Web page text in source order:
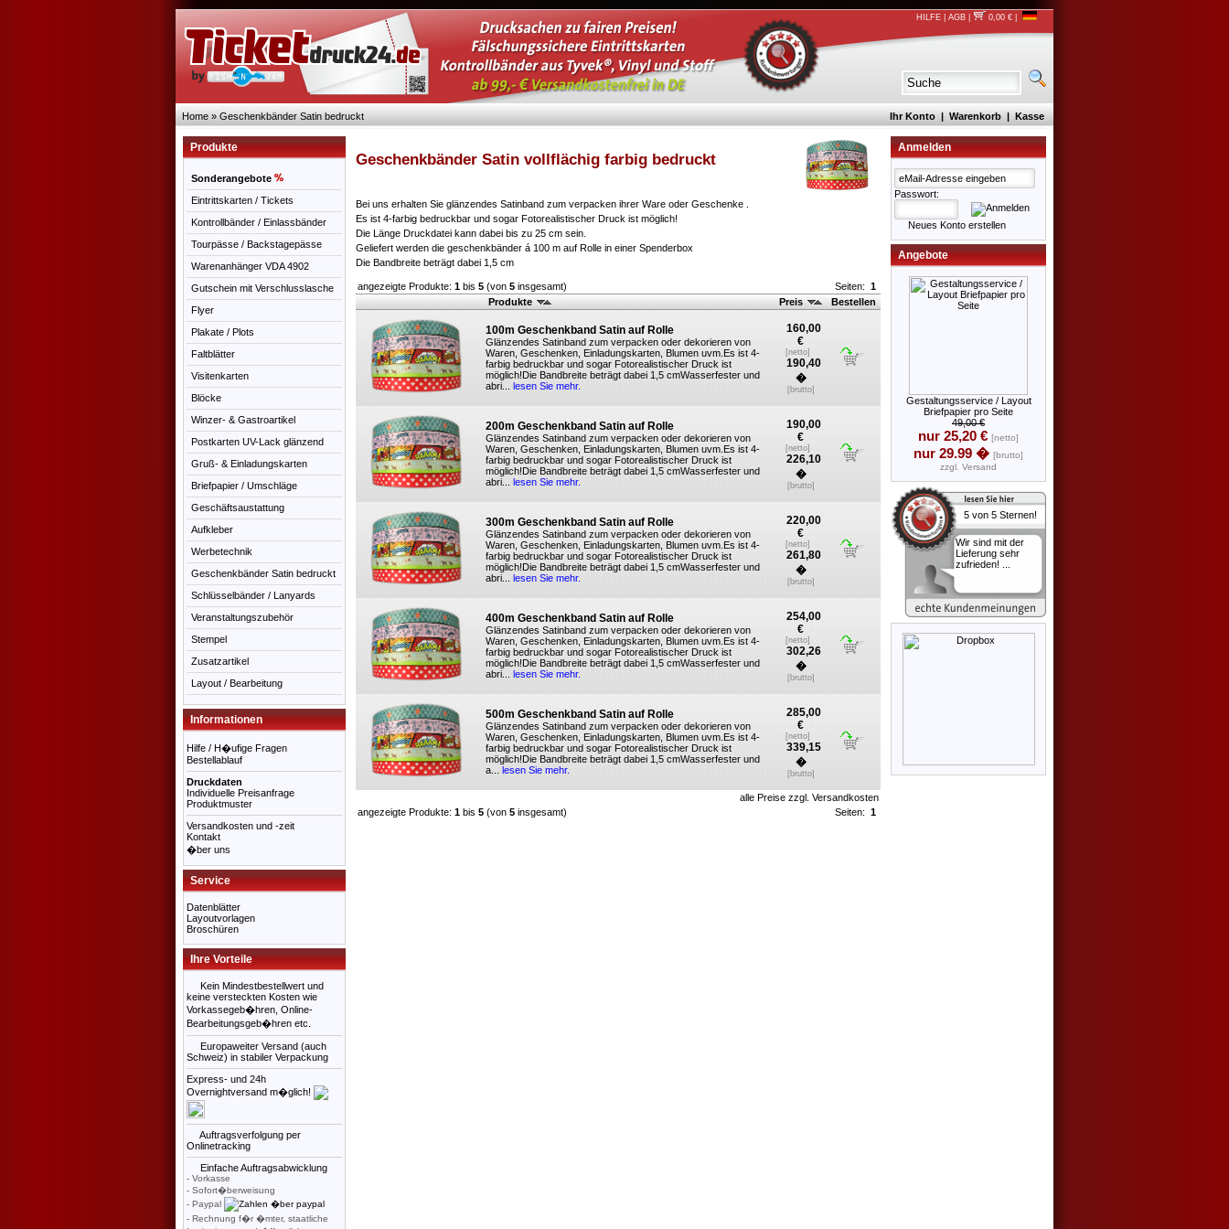
HILFE |AGB 0,00 €
Home » Geschenkbänder Satin bedruckt Ihr Konto | Warenkorb | Kasse
Produkte
Sonderangebote
Eintrittskarten / Tickets
Kontrollbänder / Einlassbänder
Tourpässe / Backstagepässe
Warenanhänger VDA 4902
Gutschein mit Verschlusslasche
Flyer
Plakate / Plots
Faltblätter
Visitenkarten
Blöcke
Winzer- & Gastroartikel
Postkarten UV-Lack glänzend
Gruß- & Einladungskarten
Briefpapier / Umschläge
Geschäftsaustattung
Aufkleber
Werbetechnik
Geschenkbänder Satin bedruckt
Schlüsselbänder / Lanyards
Veranstaltungszubehör
Stempel
Zusatzartikel
Layout / Bearbeitung
Informationen
Hilfe / H�ufige Fragen
Bestellablauf
Druckdaten
Individuelle Preisanfrage
Produktmuster
Versandkosten und -zeit
Kontakt
�ber uns
Service
Datenblätter
Layoutvorlagen
Broschüren
Ihre Vorteile
Kein Mindestbestellwert und
keine versteckten Kosten wie
Vorkassegeb�hren, Online-
Bearbeitungsgeb�hren etc.
Europaweiter Versand (auch
Schweiz) in stabiler Verpackung
Express- und 24h
Overnightversand m�glich!
Auftragsverfolgung per
Onlinetracking
Einfache Auftragsabwicklung
- Vorkasse
- Sofort�berweisung
- Paypal
- Rechnung f�r �mter, staatliche
Geschenkbänder Satin vollflächig farbig bedruckt
Bei uns erhalten Sie glänzendes Satinband zum verpacken ihrer Ware oder Geschenke .
Es ist 4-farbig bedruckbar und sogar Fotorealistischer Druck ist möglich!
Die Länge Druckdatei kann dabei bis zu 25 cm sein.
Geliefert werden die geschenkbänder á 100 m auf Rolle in einer Spenderbox
Die Bandbreite beträgt dabei 1,5 cm
angezeigte Produkte: 1 bis 5 (von 5 insgesamt) Seiten: 1
Produkte
Preis Bestellen
100m Geschenkband Satin auf Rolle
Glänzendes Satinband zum verpacken oder dekorieren von
Waren, Geschenken, Einladungskarten, Blumen uvm.Es ist 4-
farbig bedruckbar und sogar Fotorealistischer Druck ist
möglich!Die Bandbreite beträgt dabei 1,5 cmWasserfester und
abri...
lesen Sie mehr.
160,00
€
[netto]
190,40
�
[brutto]
200m Geschenkband Satin auf Rolle
Glänzendes Satinband zum verpacken oder dekorieren von
Waren, Geschenken, Einladungskarten, Blumen uvm.Es ist 4-
farbig bedruckbar und sogar Fotorealistischer Druck ist
möglich!Die Bandbreite beträgt dabei 1,5 cmWasserfester und
abri...
lesen Sie mehr.
190,00
€
[netto]
226,10
�
[brutto]
300m Geschenkband Satin auf Rolle
Glänzendes Satinband zum verpacken oder dekorieren von
Waren, Geschenken, Einladungskarten, Blumen uvm.Es ist 4-
farbig bedruckbar und sogar Fotorealistischer Druck ist
möglich!Die Bandbreite beträgt dabei 1,5 cmWasserfester und
abri...
lesen Sie mehr.
220,00
€
[netto]
261,80
�
[brutto]
400m Geschenkband Satin auf Rolle
Glänzendes Satinband zum verpacken oder dekorieren von
Waren, Geschenken, Einladungskarten, Blumen uvm.Es ist 4-
farbig bedruckbar und sogar Fotorealistischer Druck ist
möglich!Die Bandbreite beträgt dabei 1,5 cmWasserfester und
abri...
lesen Sie mehr.
254,00
€
[netto]
302,26
�
[brutto]
500m Geschenkband Satin auf Rolle
Glänzendes Satinband zum verpacken oder dekorieren von
Waren, Geschenken, Einladungskarten, Blumen uvm.Es ist 4-
farbig bedruckbar und sogar Fotorealistischer Druck ist
möglich!Die Bandbreite beträgt dabei 1,5 cmWasserfester und
a...
lesen Sie mehr.
285,00
€
[netto]
339,15
�
[brutto]
alle Preise zzgl. Versandkosten
angezeigte Produkte: 1 bis 5 (von 5 insgesamt) Seiten: 1
Anmelden
Passwort:
Neues Konto erstellen
Angebote
Gestaltungsservice / Layout
Briefpapier pro Seite
49,00 €
nur 25,20 € [netto]
nur 29.99 � [brutto]
zzgl. Versand
Wir sind mit der
Lieferung sehr
zufrieden! ...